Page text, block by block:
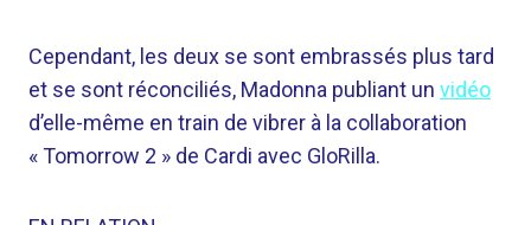
Cependant, les deux se sont embrassés plus tard
et se sont réconciliés, Madonna publiant un vidéo
d’elle-même en train de vibrer à la collaboration
« Tomorrow 2 » de Cardi avec GloRilla.